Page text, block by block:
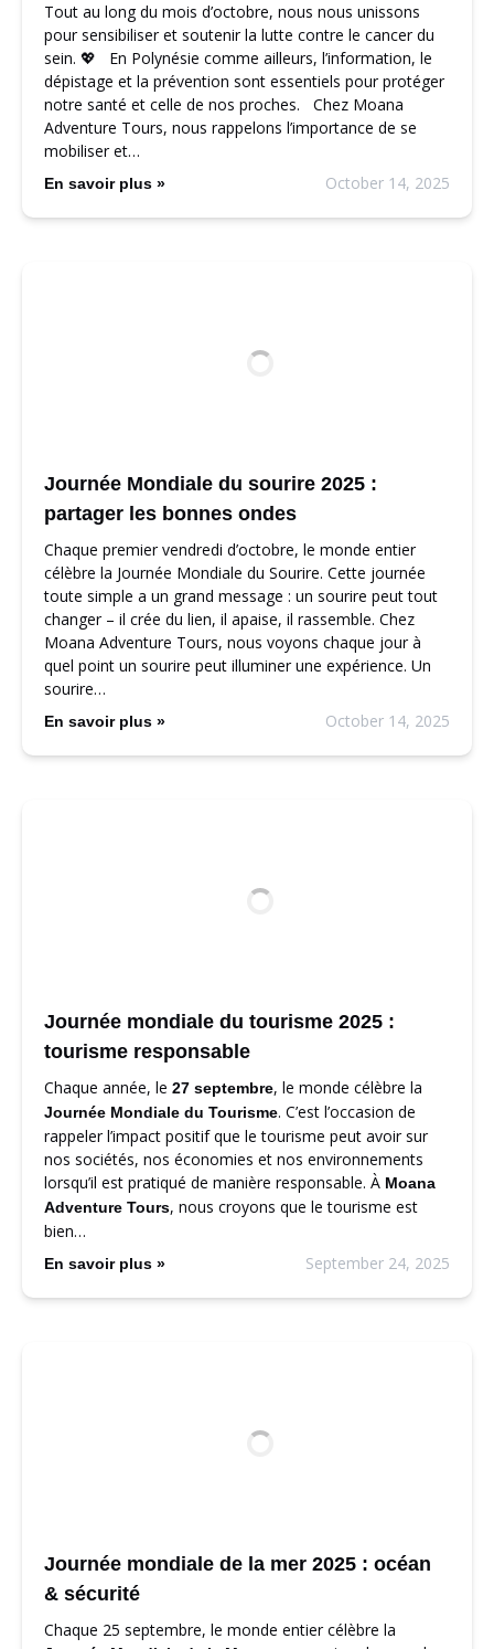
Tout au long du mois d’octobre, nous nous unissons
pour sensibiliser et soutenir la lutte contre le cancer du
sein. 💖 En Polynésie comme ailleurs, l’information, le
dépistage et la prévention sont essentiels pour protéger
notre santé et celle de nos proches. Chez Moana
Adventure Tours, nous rappelons l’importance de se
mobiliser et…
En savoir plus » October 14, 2025
Journée Mondiale du sourire 2025 :
partager les bonnes ondes
Chaque premier vendredi d’octobre, le monde entier
célèbre la Journée Mondiale du Sourire. Cette journée
toute simple a un grand message : un sourire peut tout
changer – il crée du lien, il apaise, il rassemble. Chez
Moana Adventure Tours, nous voyons chaque jour à
quel point un sourire peut illuminer une expérience. Un
sourire…
En savoir plus » October 14, 2025
Journée mondiale du tourisme 2025 :
tourisme responsable
Chaque année, le 27 septembre, le monde célèbre la
Journée Mondiale du Tourisme. C’est l’occasion de
rappeler l’impact positif que le tourisme peut avoir sur
nos sociétés, nos économies et nos environnements
lorsqu’il est pratiqué de manière responsable. À Moana
Adventure Tours, nous croyons que le tourisme est
bien…
En savoir plus » September 24, 2025
Journée mondiale de la mer 2025 : océan
& sécurité
Chaque 25 septembre, le monde entier célèbre la